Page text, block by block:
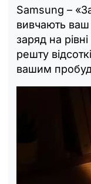
Samsung –
вивчають
заряд на
решту
вашим